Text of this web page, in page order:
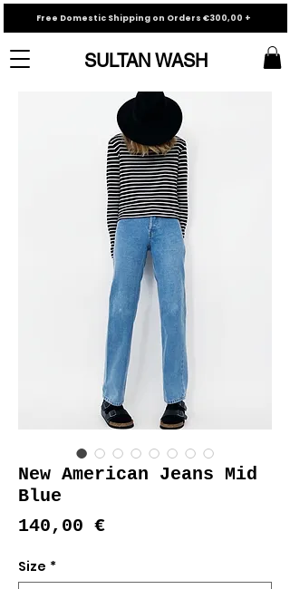
SULTAN WASH
Free Domestic Shipping on Orders €300,00 +
New American Jeans Mid
Blue
140,00 €Prix
Size *